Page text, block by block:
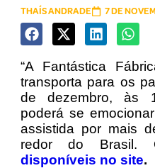
THAÍS ANDRADE 7 DE
“A Fantástica
transporta para os
de dezembro, às
poderá se
assistida por mais
redor do Brasil.
disponíveis no site.